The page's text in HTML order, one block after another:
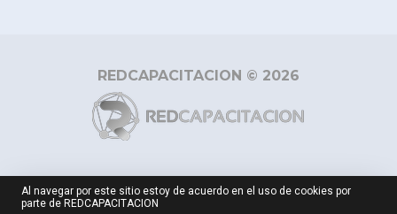
REDCAPACITACION © 2026
Al navegar por este sitio estoy de acuerdo en el uso de cookies por
parte de REDCAPACITACION